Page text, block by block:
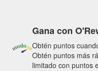
Gana con
Obtén puntos
Obtén puntos más
limitado con puntos